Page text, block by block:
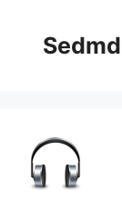
obsah